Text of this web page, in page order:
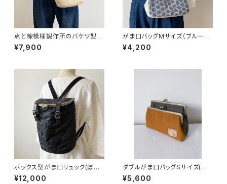
点と線模様製作所のバケツ型が
ま口バッグ(S)バード/ワイン
¥7,900
がま口バッグMサイズ（ブルーサ
ークルレース）
¥4,200
ボックス型がま口リュック(ぽこ
ぽこドット/ブラック)
¥12,000
ダブルがま口バッグSサイズ(キャ
メル×カーキー) 持ち手別売り
¥5,600